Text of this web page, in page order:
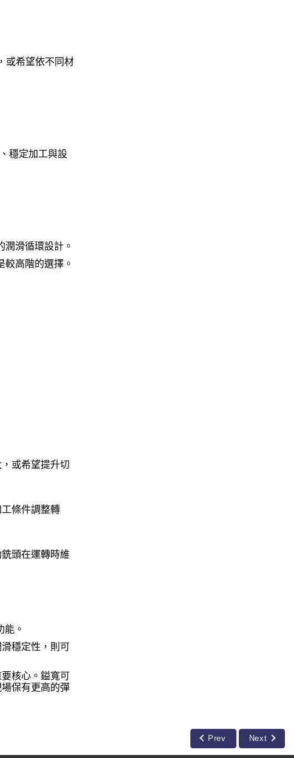
或希望依不同材
穩定加工與設
潤滑循環設計。
高階的選擇。
或希望提升切
條件調整轉
頭在運轉時維
。
穩定性，則可
核心。鎰寬可
保有更高的彈
Prev Next